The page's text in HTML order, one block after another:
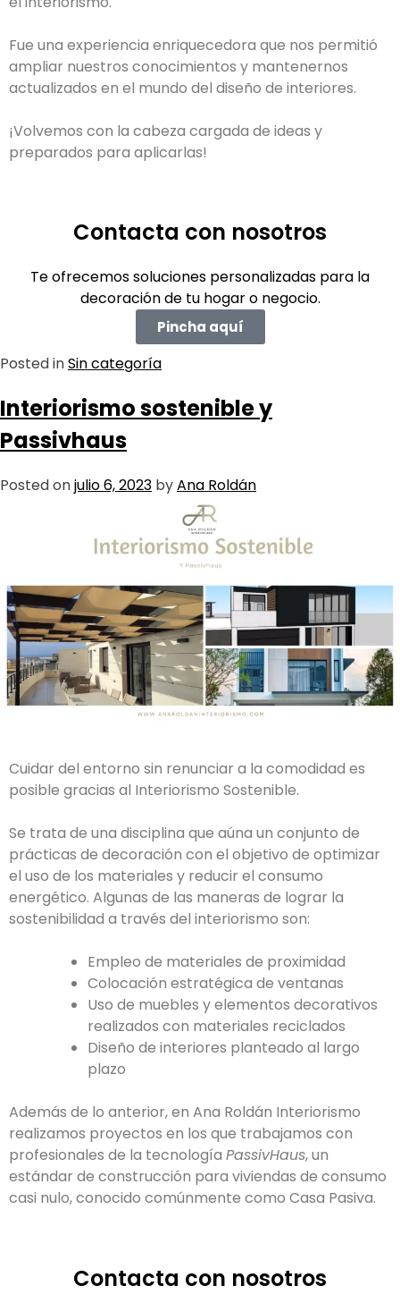
Fue una experiencia enriquecedora que nos permitió
ampliar nuestros conocimientos y mantenernos
actualizados en el mundo del diseño de interiores.
¡Volvemos con la cabeza cargada de ideas y
preparados para aplicarlas!
Contacta con nosotros
Te ofrecemos soluciones personalizadas para la
decoración de tu hogar o negocio.
Pincha aquí
Posted inSin categoría
Interiorismo sostenible y
Passivhaus
Posted onjulio 6, 2023 byAna Roldán
Cuidar del entorno sin renunciar a la comodidad es
posible gracias al Interiorismo Sostenible.
Se trata de una disciplina que aúna un conjunto de
prácticas de decoración con el objetivo de optimizar
el uso de los materiales y reducir el consumo
energético. Algunas de las maneras de lograr la
sostenibilidad a través del interiorismo son:
Empleo de materiales de proximidad
Colocación estratégica de ventanas
Uso de muebles y elementos decorativos
realizados con materiales reciclados
Diseño de interiores planteado al largo
plazo
Además de lo anterior, en Ana Roldán Interiorismo
realizamos proyectos en los que trabajamos con
profesionales de la tecnología PassivHaus, un
estándar de construcción para viviendas de consumo
casi nulo, conocido comúnmente como Casa Pasiva.
Contacta con nosotros